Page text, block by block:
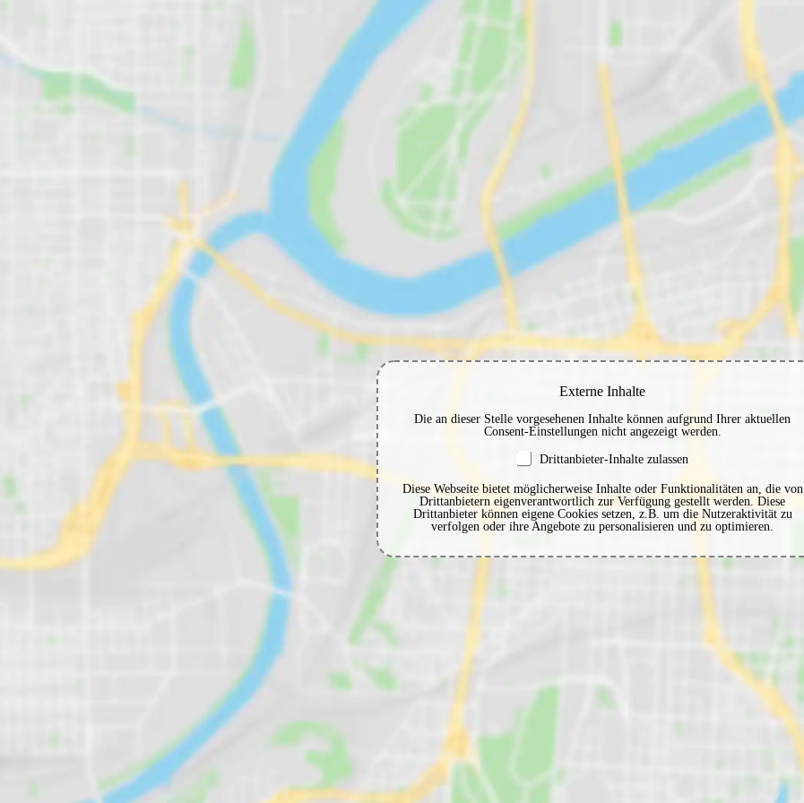
Externe Inhalte
Die an dieser Stelle vorgesehenen Inhalte können aufgrund Ihrer aktuellen
Consent-Einstellungen nicht angezeigt werden.
Drittanbieter-Inhalte zulassen
Diese Webseite bietet möglicherweise Inhalte oder Funktionalitäten an, die von
Drittanbietern eigenverantwortlich zur Verfügung gestellt werden. Diese
Drittanbieter können eigene Cookies setzen, z.B. um die Nutzeraktivität zu
verfolgen oder ihre Angebote zu personalisieren und zu optimieren.